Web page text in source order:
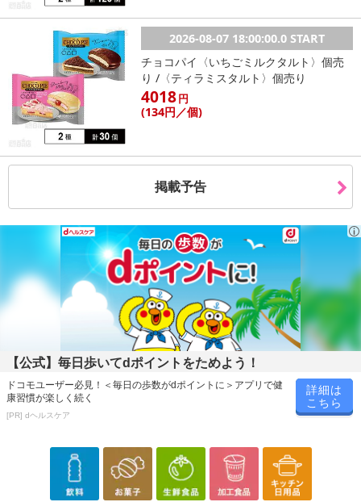
また、[新たな加工食品の原料原産地表示制度]の経過措置期間の終
了により、商品詳細内に記載の原産国・原材料の表記が旧表記の場
合がございます。
あらかじめご了承いただいた上でお申込みください。なお、本理由
によるお申込み後のキャンセル・返品交換は対応いたしかねます。
【お支払いについて】
※お支払い方法は、電話料金合算払い、クレジットカード払い、dポ
イントがご利用いただけます。
【発送・お届け・商品について】
※お申込み頂きました商品の同梱、お届けの日時指定はいたしかね
※お客様のご都合でお受取りいただけない場合、商品の再発送や返
金はいたしかねます。
また、お届け日時のご指定は、お受けできません。宅配業者からの
不在票にてご対応ください。
※発送予定日は前後する場合がございます。また商品によって発送
※dショッピングサンプル百貨店よりお届けする商品は、ご利用いた
だいた後のご感想をいただくことを目的としており、転売等は固く
禁じます。
転売等、目的以外での利用が確認された場合は、サービス利用を停
【配送伝票番号について】
※こちらの商品については商品の発送完了後、
2026-08-07 18:00:00.0 START
チョコパイ〈いちごミルクタルト〉個売
り /〈ティラミスタルト〉個売り
4018円
(134円／個)
掲載予告
【公式】毎日歩いてdポイントをためよう！
ドコモユーザー必見！＜毎日の歩数がdポイントに＞アプリで健
康習慣が楽しく続く
[PR] dヘルスケア
詳細は
こちら